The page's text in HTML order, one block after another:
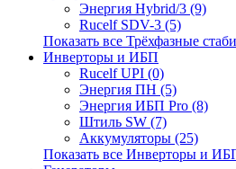
Энергия Hybrid/3 (9)
Rucelf SDV-3 (5)
Показать все Трёхфазные
Инверторы и ИБП
Rucelf UPI (0)
Энергия ПН (5)
Энергия ИБП Pro (8)
Штиль SW (7)
Аккумуляторы (25)
Показать все Инверторы и